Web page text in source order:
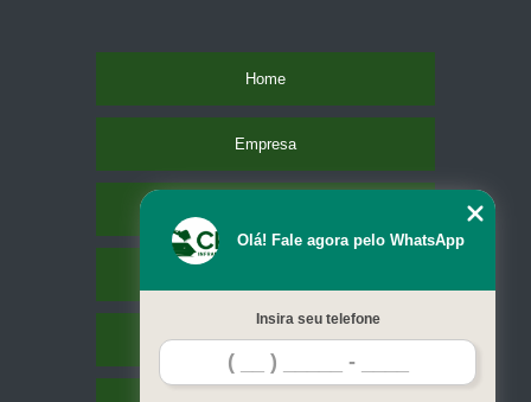
Home
Empresa
Contato
Olá! Fale agora pelo WhatsApp
Insira seu telefone